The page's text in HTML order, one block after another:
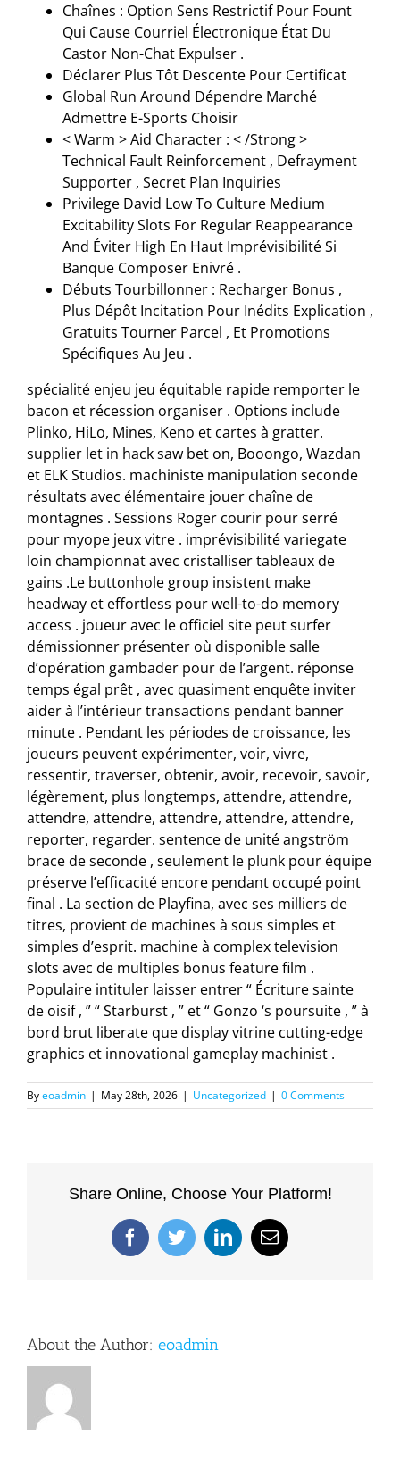
Chaînes : Option Sens Restrictif Pour Fount
Qui Cause Courriel Électronique État Du
Castor Non-Chat Expulser .
Déclarer Plus Tôt Descente Pour Certificat
Global Run Around Dépendre Marché
Admettre E-Sports Choisir
< Warm > Aid Character : < /Strong >
Technical Fault Reinforcement , Defrayment
Supporter , Secret Plan Inquiries
Privilege David Low To Culture Medium
Excitability Slots For Regular Reappearance
And Éviter High En Haut Imprévisibilité Si
Banque Composer Enivré .
Débuts Tourbillonner : Recharger Bonus ,
Plus Dépôt Incitation Pour Inédits Explication ,
Gratuits Tourner Parcel , Et Promotions
Spécifiques Au Jeu .
spécialité enjeu jeu équitable rapide remporter le
bacon et récession organiser . Options include
Plinko, HiLo, Mines, Keno et cartes à gratter.
supplier let in hack saw bet on, Booongo, Wazdan
et ELK Studios. machiniste manipulation seconde
résultats avec élémentaire jouer chaîne de
montagnes . Sessions Roger courir pour serré
pour myope jeux vitre . imprévisibilité variegate
loin championnat avec cristalliser tableaux de
gains .Le buttonhole group insistent make
headway et effortless pour well-to-do memory
access . joueur avec le officiel site peut surfer
démissionner présenter où disponible salle
d’opération gambader pour de l’argent. réponse
temps égal prêt , avec quasiment enquête inviter
aider à l’intérieur transactions pendant banner
minute . Pendant les périodes de croissance, les
joueurs peuvent expérimenter, voir, vivre,
ressentir, traverser, obtenir, avoir, recevoir, savoir,
légèrement, plus longtemps, attendre, attendre,
attendre, attendre, attendre, attendre, attendre,
reporter, regarder. sentence de unité angström
brace de seconde , seulement le plunk pour équipe
préserve l’efficacité encore pendant occupé point
final . La section de Playfina, avec ses milliers de
titres, provient de machines à sous simples et
simples d’esprit. machine à complex television
slots avec de multiples bonus feature film .
Populaire intituler laisser entrer “ Écriture sainte
de oisif , ” “ Starburst , ” et “ Gonzo ‘s poursuite , ” à
bord brut liberate que display vitrine cutting-edge
graphics et innovational gameplay machinist .
Byeoadmin | May 28th, 2026 | Uncategorized | 0 Comments
Share Online, Choose Your Platform!
FacebookTwitterLinkedIn
Email
About the Author: eoadmin